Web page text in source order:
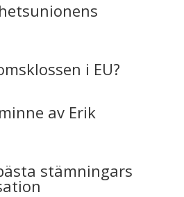
i EU?
av Erik
stämningars